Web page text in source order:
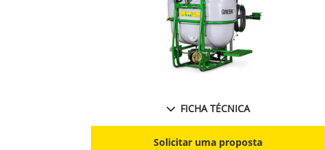
FICHA TÉCNICA
Solicitar uma proposta